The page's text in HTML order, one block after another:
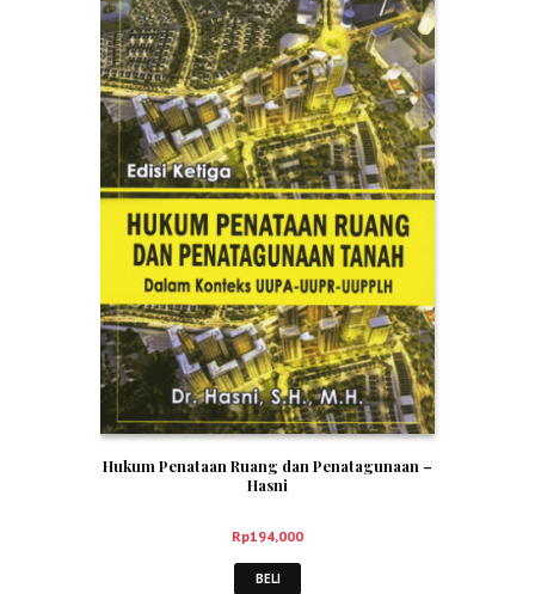
Hukum Penataan Ruang dan Penatagunaan –
Hasni
Rp194,000
BELI